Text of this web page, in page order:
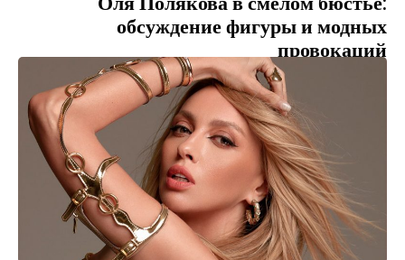
обсуждение фигуры и модных
провокаций